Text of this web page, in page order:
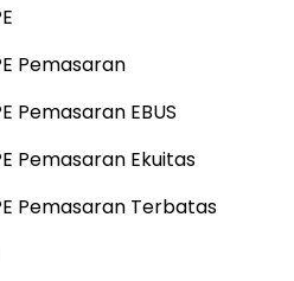
Pemasaran
Pemasaran EBUS
Pemasaran Ekuitas
Pemasaran Terbatas